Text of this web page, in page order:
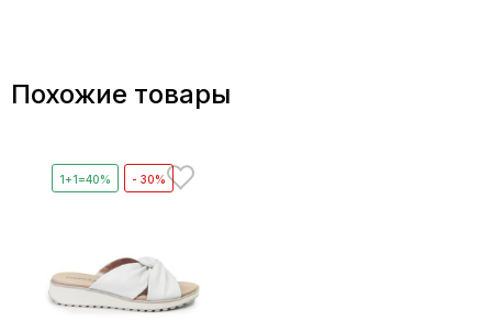
Похожие товары
1+1=40% - 30%